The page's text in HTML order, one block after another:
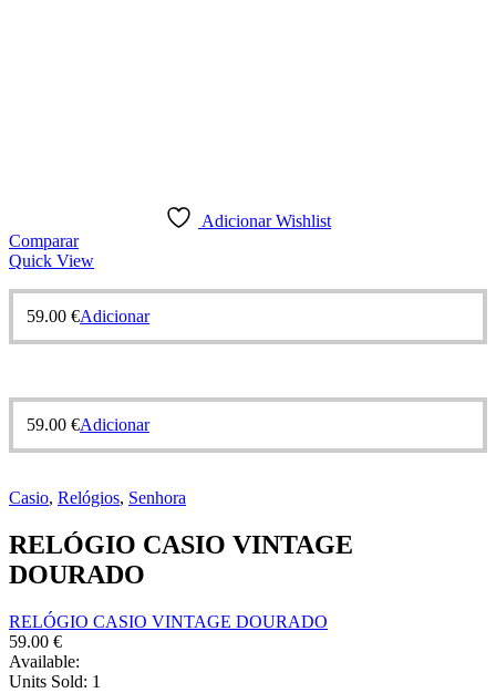
Adicionar Wishlist
Comparar
Quick View
59.00 €Adicionar
59.00 €Adicionar
Casio, Relógios, Senhora
RELÓGIO CASIO VINTAGE
DOURADO
RELÓGIO CASIO VINTAGE DOURADO
59.00 €
Available:
Units Sold: 1